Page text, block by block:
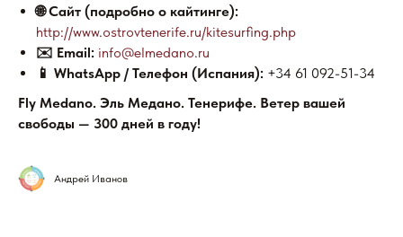
🌐 Сайт (подробно о кайтинге):
http://www.ostrovtenerife.ru/kitesurfing.php
✉️ Email: info@elmedano.ru
📱 WhatsApp / Телефон (Испания): +34 61 092-51-34
Fly Medano. Эль Медано. Тенерифе. Ветер вашей
свободы — 300 дней в году!
Андрей Иванов